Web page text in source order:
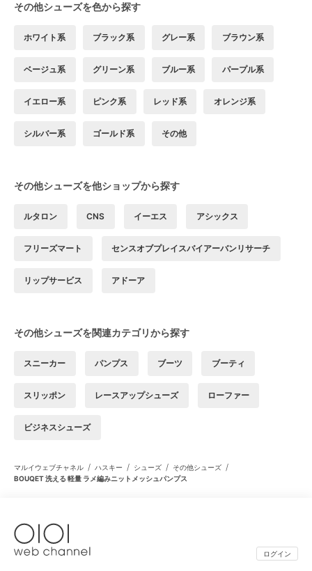
その他シューズを色から探す
ホワイト系 ブラック系 グレー系 ブラウン系
ベージュ系 グリーン系 ブルー系 パープル系
イエロー系 ピンク系 レッド系 オレンジ系
シルバー系 ゴールド系 その他
その他シューズを他ショップから探す
ルタロン CNS イーエス アシックス
フリーズマート センスオブプレイスバイアーバンリサーチ
リップサービス アドーア
その他シューズを関連カテゴリから探す
スニーカー パンプス ブーツ ブーティ
スリッポン レースアップシューズ ローファー
ビジネスシューズ
マルイウェブチャネル / ハスキー / シューズ / その他シューズ /
BOUQET 洗える 軽量 ラメ編みニットメッシュパンプス
ログイン